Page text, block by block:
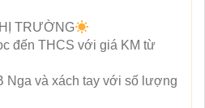
TRƯỜNG
đến THCS với giá KM từ
Nga và xách tay với số lượng